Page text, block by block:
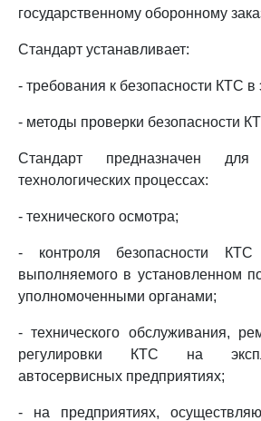
государственному оборонному
Стандарт устанавливает:
- требования к безопасности КТС в
- методы проверки безопасности
Стандарт предназначен
технологических процессах:
- технического осмотра;
- контроля безопасности КТС
выполняемого в установленном
уполномоченными органами;
- технического обслуживания,
регулировки КТС на
автосервисных предприятиях;
- на предприятиях,